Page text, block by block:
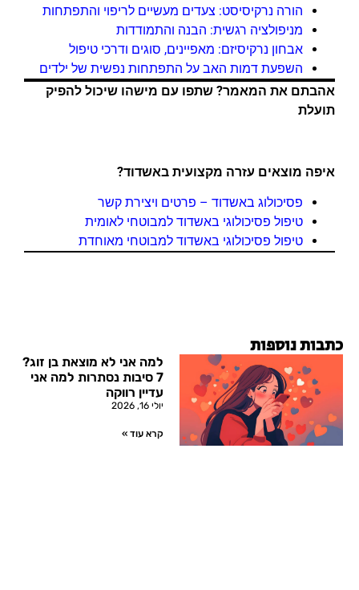
הורה נרקיסיסט: צעדים מעשיים לריפוי והתפתחות
מניפולציה רגשית: הבנה והתמודדות
אבחון נרקיסיזם: מאפיינים, סוגים ודרכי טיפול
השפעת דמות האב על התפתחות נפשית של ילדים
אהבתם את המאמר? שתפו עם מישהו שיכול להפיק
תועלת
איפה מוצאים עזרה מקצועית באשדוד?
פסיכולוג באשדוד – פרטים ויצירת קשר
טיפול פסיכולוגי באשדוד למבוטחי לאומית
טיפול פסיכולוגי באשדוד למבוטחי מאוחדת
כתבות נוספות
למה אני לא מוצאת בן זוג?
7 סיבות נסתרות למה אני
עדיין רווקה
יולי 16, 2026
קרא עוד »